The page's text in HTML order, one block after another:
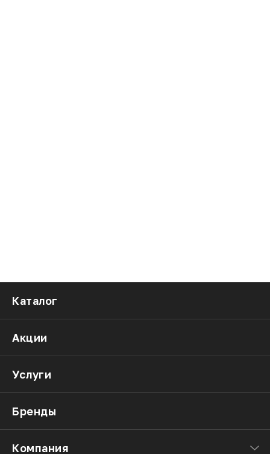
Каталог
Акции
Услуги
Бренды
Компания